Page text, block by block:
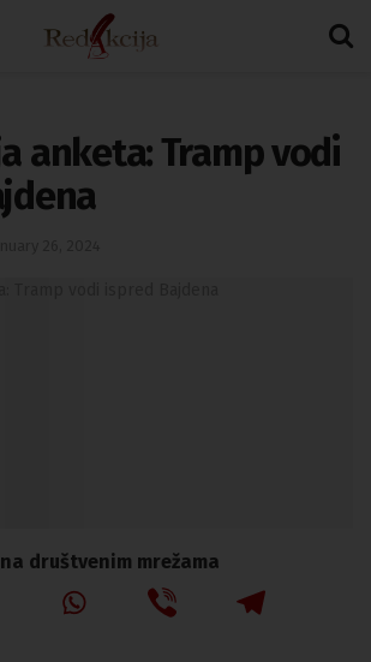
anketa: Tramp vodi
društvenim mrežama